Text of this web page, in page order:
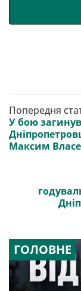
Попередня
У бою
Максим
ГОЛОВНЕ